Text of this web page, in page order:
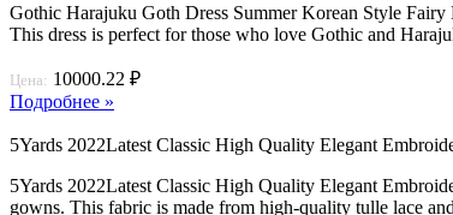
Gothic Harajuku Goth Dress Summer Korean Style
This dress is perfect for those who love Gothic and
Цена: 10000.22 ₽
Подробнее »
5Yards 2022Latest Classic High Quality Elegant
5Yards 2022Latest Classic High Quality Elegant
gowns. This fabric is made from high-quality tulle lace